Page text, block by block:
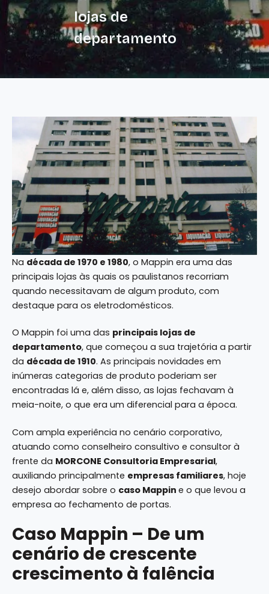
lojas de
departamento
Na década de 1970 e 1980, o Mappin era uma das
principais lojas às quais os paulistanos recorriam
quando necessitavam de algum produto, com
destaque para os eletrodomésticos.
O Mappin foi uma das principais lojas de
departamento, que começou a sua trajetória a partir
da década de 1910. As principais novidades em
inúmeras categorias de produto poderiam ser
encontradas lá e, além disso, as lojas fechavam à
meia-noite, o que era um diferencial para a época.
Com ampla experiência no cenário corporativo,
atuando como conselheiro consultivo e consultor à
frente da MORCONE Consultoria Empresarial,
auxiliando principalmente empresas familiares, hoje
desejo abordar sobre o caso Mappin e o que levou a
empresa ao fechamento de portas.
Caso Mappin – De um
cenário de crescente
crescimento à falência